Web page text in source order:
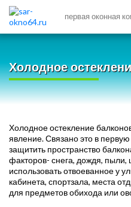
первая оконная
Холодное
Холодное остекление
явление. Связано это в
защитить пространство
факторов- снега, дождя,
использовать отвоеванное у
кабинета, спортзала, места
для предметов обихода или